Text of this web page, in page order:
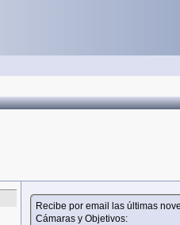
Recibe por email las últimas
Cámaras y Objetivos: